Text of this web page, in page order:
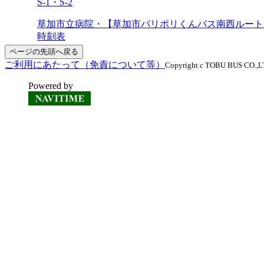
S-1・S-2
草加市立病院・【草加市パリポリくんバス南西ルート
時刻表
ページの先頭へ戻る
ご利用にあたって（免責について等） Copyright c TOBU BUS
Powered by